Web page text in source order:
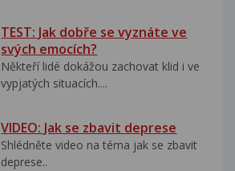
TEST: Jak dobře se vyznáte ve
svých emocích?
Někteří lidé dokážou zachovat klid i ve
vypjatých situacích....
VIDEO: Jak se zbavit deprese
Shlédněte video na téma jak se zbavit
deprese..